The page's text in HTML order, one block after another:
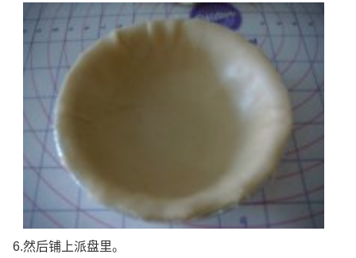
6.然后铺上派盘里。